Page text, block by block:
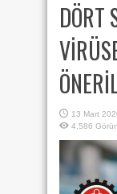
DÖRT
13 Mart
4,586